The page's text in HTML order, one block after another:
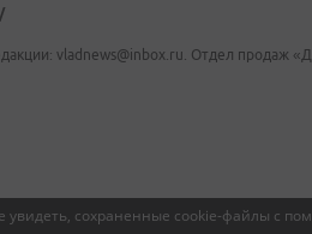
сохраненные cookie-файлы с
vladnews@inbox.ru. Отдел продаж